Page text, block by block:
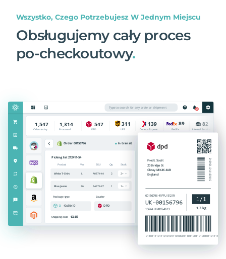
Wszystko, Czego Potrzebujesz W Jednym Miejscu
Obsługujemy cały proces
po-checkoutowy.